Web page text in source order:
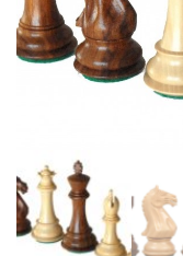
Coffrets
Echiquiers
Echiquiers
électroniques